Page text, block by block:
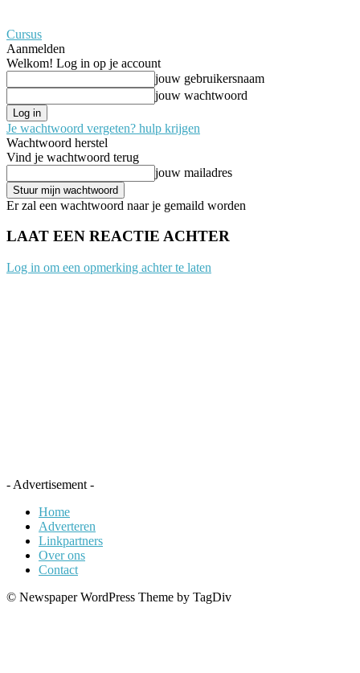
Cursus
Aanmelden
Welkom! Log in op je account
jouw gebruikersnaam
jouw wachtwoord
Je wachtwoord vergeten? hulp krijgen
Wachtwoord herstel
Vind je wachtwoord terug
jouw mailadres
Er zal een wachtwoord naar je gemaild worden
LAAT EEN REACTIE ACHTER
Log in om een opmerking achter te laten
- Advertisement -
Home
Adverteren
Linkpartners
Over ons
Contact
© Newspaper WordPress Theme by TagDiv